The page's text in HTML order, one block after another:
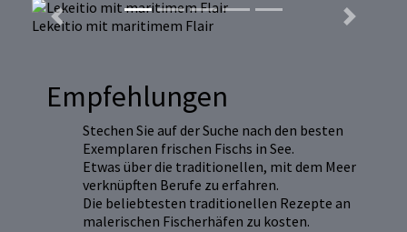
Lekeitio mit maritimem Flair
Previous Next
Empfehlungen
Stechen Sie auf der Suche nach den besten
Exemplaren frischen Fischs in See.
Etwas über die traditionellen, mit dem Meer
verknüpften Berufe zu erfahren.
Die beliebtesten traditionellen Rezepte an
malerischen Fischerhäfen zu kosten.